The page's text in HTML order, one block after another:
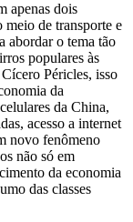
apenas dois
meio de transporte e
abordar o tema tão
populares às
Péricles, isso
da
da China,
acesso a internet
novo fenômeno
não só em
da economia
das classes